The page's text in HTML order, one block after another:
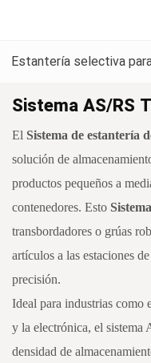
Estantería selectiva
Sistema AS/RS
El Sistema de estantería
solución de
productos pequeños a
contenedores. Esto
transbordadores o grúas
artículos a las estaciones
precisión.
Ideal para industrias como
y la electrónica, el sistema
densidad de